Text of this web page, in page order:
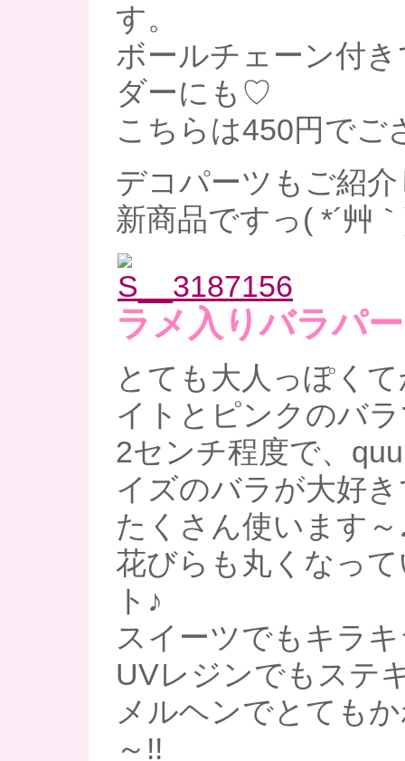
す。
ボールチェーン付
ダーにも♡
こちらは450円でご
デコパーツもご紹
新商品ですっ( *´艸
ラメ入りバラパ
とても大人っぽく
イトとピンクのバ
2センチ程度で、
イズのバラが大好
たくさん使います～
花びらも丸くなっ
ト♪
スイーツでもキラ
UVレジンでもステ
メルヘンでとても
～!!